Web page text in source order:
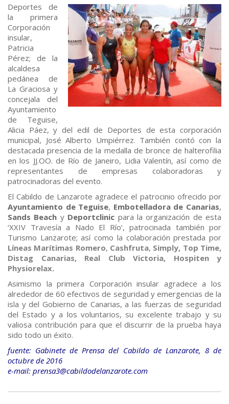
Deportes de
la primera
Corporación
insular,
Patricia
Pérez; de la
alcaldesa
pedánea de
La Graciosa y
concejala del
Ayuntamiento
de Teguise,
Alicia Páez, y del edil de Deportes de esta corporación
municipal, José Alberto Umpiérrez. También contó con la
destacada presencia de la medalla de bronce de halterofilia
en los JJ.OO. de Río de Janeiro, Lidia Valentín, así como de
representantes de empresas colaboradoras y
patrocinadoras del evento.
El Cabildo de Lanzarote agradece el patrocinio ofrecido por
Ayuntamiento de Teguise, Embotelladora de Canarias,
Sands Beach y Deportclinic para la organización de esta
‘XXIV Travesía a Nado El Río’, patrocinada también por
Turismo Lanzarote; así como la colaboración prestada por
Líneas Marítimas Romero, Cashfruta, Simply, Top Time,
Distag Canarias, Real Club Victoria, Hospiten y
Physiorelax.
Asimismo la primera Corporación insular agradece a los
alrededor de 60 efectivos de seguridad y emergencias de la
isla y del Gobierno de Canarias, a las fuerzas de seguridad
del Estado y a los voluntarios, su excelente trabajo y su
valiosa contribución para que el discurrir de la prueba haya
sido todo un éxito.
fuente: Gabinete de Prensa del Cabildo de Lanzarote, 8 de
octubre de 2016
e-mail: prensa3@cabildodelanzarote.com